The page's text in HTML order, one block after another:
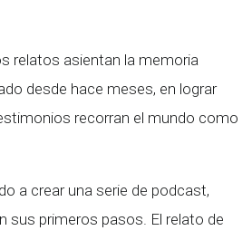
relatos asientan la memoria
desde hace meses, en lograr
recorran el mundo como
a crear una serie de podcast,
sus primeros pasos. El relato de